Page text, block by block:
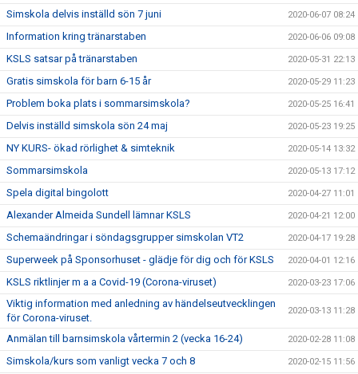
Simskola delvis inställd sön 7 juni 2020-06-07 08:24
Information kring tränarstaben 2020-06-06 09:08
KSLS satsar på tränarstaben 2020-05-31 22:13
Gratis simskola för barn 6-15 år 2020-05-29 11:23
Problem boka plats i sommarsimskola? 2020-05-25 16:41
Delvis inställd simskola sön 24 maj 2020-05-23 19:25
NY KURS- ökad rörlighet & simteknik 2020-05-14 13:32
Sommarsimskola 2020-05-13 17:12
Spela digital bingolott 2020-04-27 11:01
Alexander Almeida Sundell lämnar KSLS 2020-04-21 12:00
Schemaändringar i söndagsgrupper simskolan VT2 2020-04-17 19:28
Superweek på Sponsorhuset - glädje för dig och för KSLS 2020-04-01 12:16
KSLS riktlinjer m a a Covid-19 (Corona-viruset) 2020-03-23 17:06
Viktig information med anledning av händelseutvecklingen
för Corona-viruset.
2020-03-13 11:28
Anmälan till barnsimskola vårtermin 2 (vecka 16-24) 2020-02-28 11:08
Simskola/kurs som vanligt vecka 7 och 8 2020-02-15 11:56